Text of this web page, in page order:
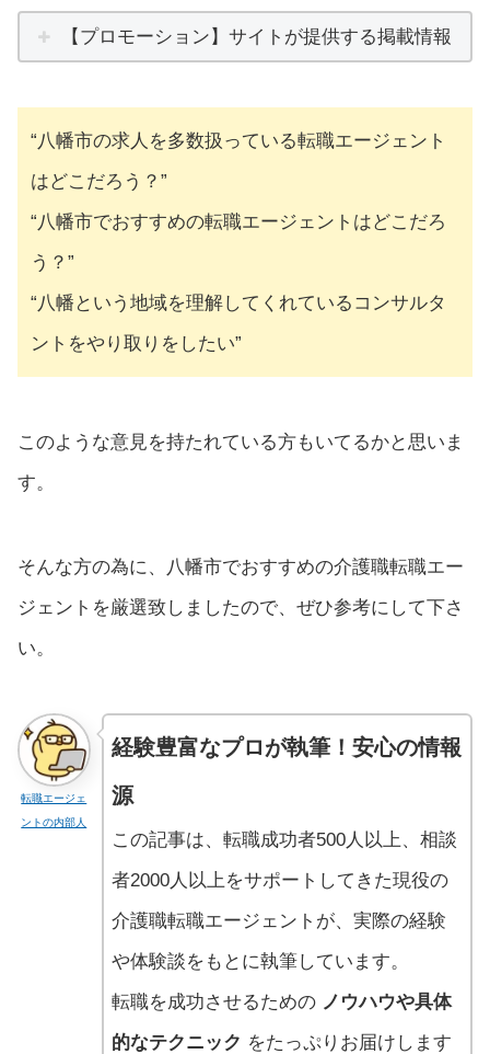
【プロモーション】サイトが提供する掲載情報
“八幡市の求人を多数扱っている転職エージェント
はどこだろう？”
“八幡市でおすすめの転職エージェントはどこだろ
う？”
“八幡という地域を理解してくれているコンサルタ
ントをやり取りをしたい”
このような意見を持たれている方もいてるかと思いま
す。
そんな方の為に、八幡市でおすすめの介護職転職エー
ジェントを厳選致しましたので、ぜひ参考にして下さ
い。
転職エージェ
ントの内部人
経験豊富なプロが執筆！安心の情報
源
この記事は、転職成功者500人以上、相談
者2000人以上をサポートしてきた現役の
介護職転職エージェントが、実際の経験
や体験談をもとに執筆しています。
転職を成功させるための ノウハウや具体
的なテクニック をたっぷりお届けします